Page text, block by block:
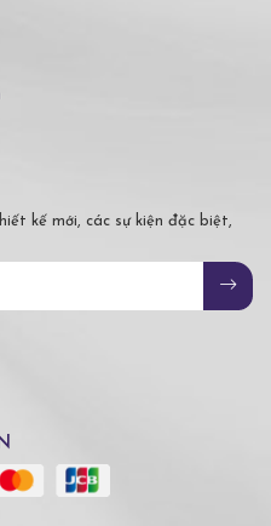
kế mới, các sự kiện đặc biệt,